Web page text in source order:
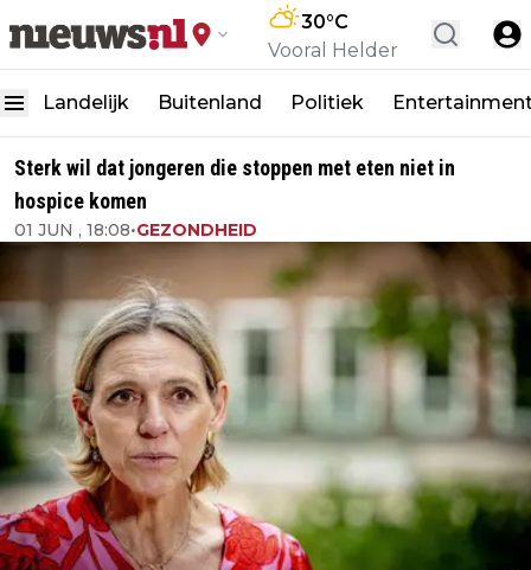
30°C
Vooral Helder
Landelijk Buitenland Politiek
Sterk wil dat jongeren die stoppen met eten niet in
hospice komen
01 JUN , 18:08•GEZONDHEID